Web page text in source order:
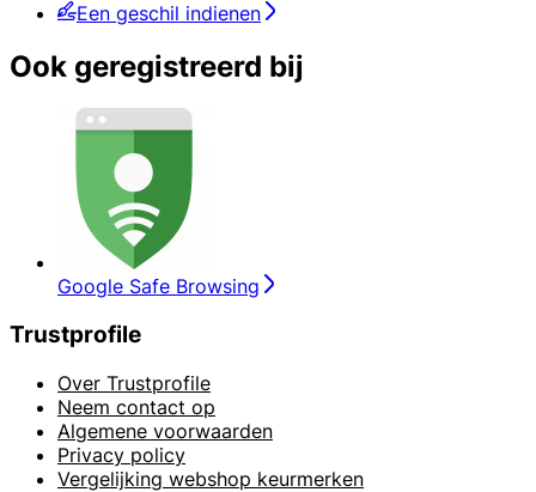
Een geschil indienen
Ook geregistreerd bij
Google Safe Browsing
Trustprofile
Over Trustprofile
Neem contact op
Algemene voorwaarden
Privacy policy
Vergelijking webshop keurmerken